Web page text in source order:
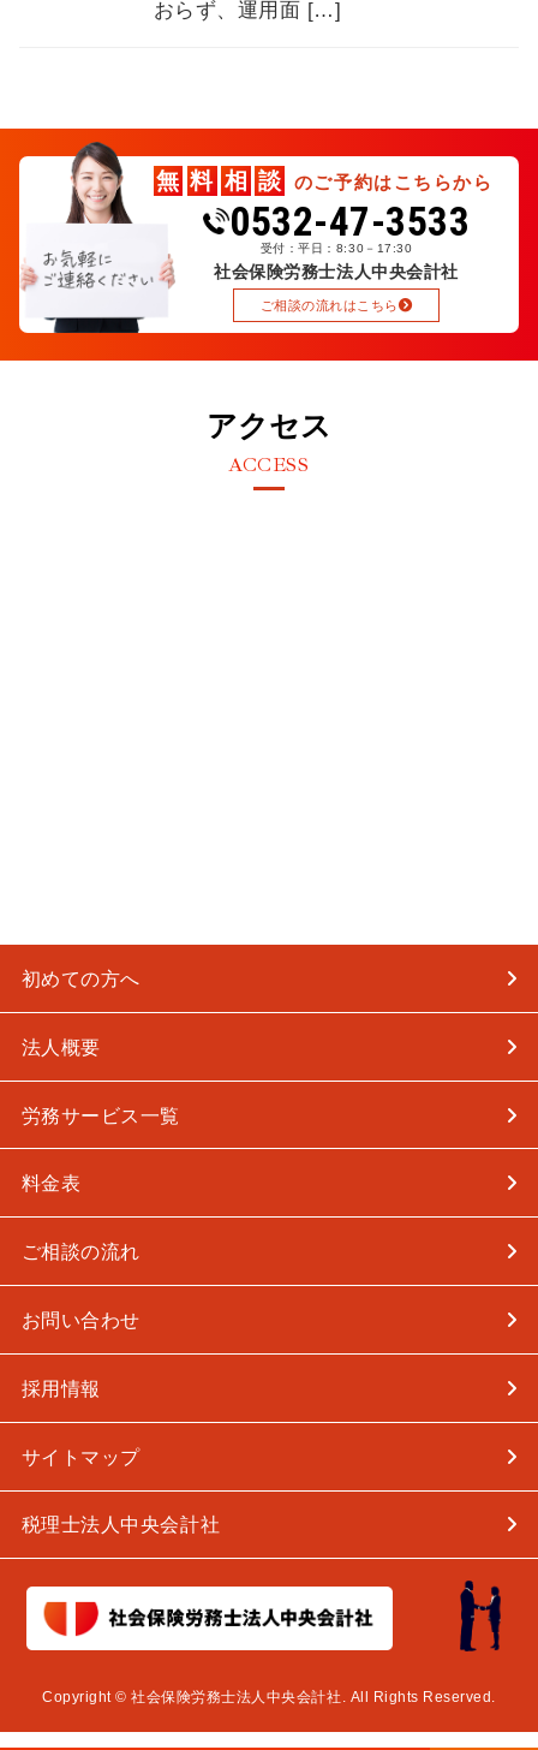
おらず、運用面 […]
無 料 相 談 のご予約はこちらから
0532-47-3533
受付：平日：8:30－17:30
社会保険労務士法人中央会計社
ご相談の流れはこちら
アクセス
ACCESS
初めての方へ
法人概要
労務サービス一覧
料金表
ご相談の流れ
お問い合わせ
採用情報
サイトマップ
税理士法人中央会計社
Copyright © 社会保険労務士法人中央会計社. All Rights Reserved.